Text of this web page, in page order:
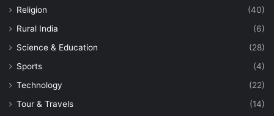
Religion
(40)
Rural India
(6)
Science & Education
(28)
Sports
(4)
Technology
(22)
Tour & Travels
(14)